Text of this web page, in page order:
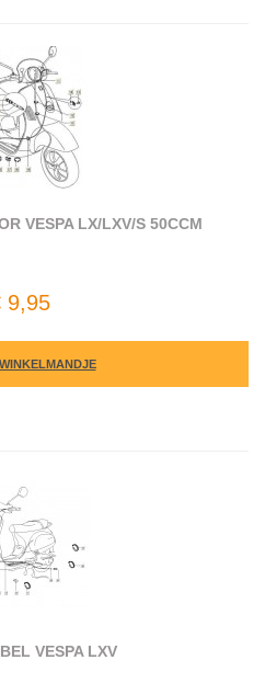
VESPA LX/​LXV/​S 50CCM
9,95
VESPA LXV